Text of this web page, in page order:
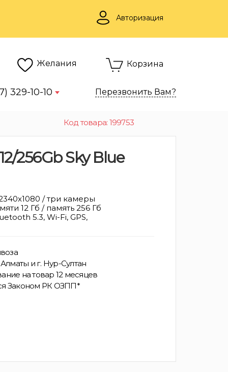
Авторизация
Желания Корзина
329-10-10 Перезвонить Вам?
Код товара: 199753
256Gb Sky Blue
/ три камеры
12 Гб / память 256 Гб
5.3, Wi-Fi, GPS,
и г. Нур-Султан
на товар 12 месяцев
Законом РК ОЗПП*